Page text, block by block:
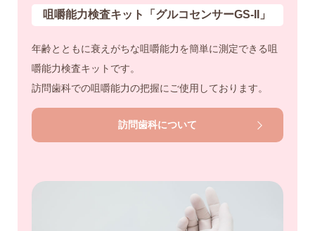
咀嚼能力検査キット「グルコセンサーGS-II」
年齢とともに衰えがちな咀嚼能力を簡単に測定できる咀
嚼能力検査キットです。
訪問歯科での咀嚼能力の把握にご使用しております。
訪問歯科について